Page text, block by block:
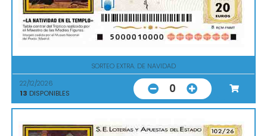
SORTEO EXTRA. DE NAVIDAD
22/12/2026
13 DISPONIBLES 0